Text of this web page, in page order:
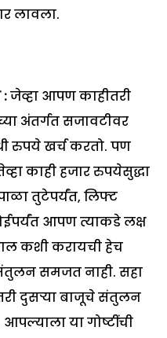
लावला.
:जेव्हा आपण काहीतरी
अंतर्गत सजावटीवर
रुपये खर्च करतो. पण
काही हजार रुपयेसुद्धा
तुटेपर्यंत, लिफ्ट
आपण त्याकडे लक्ष
कशी करायची हेच
समजत नाही. सहा
दुसऱ्या बाजूचे संतुलन
या गोष्टींची